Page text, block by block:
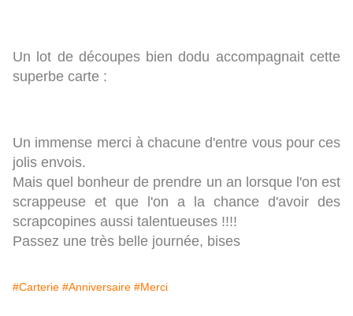
Un lot de découpes bien dodu accompagnait cette
superbe carte :
Un immense merci à chacune d'entre vous pour ces
jolis envois.
Mais quel bonheur de prendre un an lorsque l'on est
scrappeuse et que l'on a la chance d'avoir des
scrapcopines aussi talentueuses !!!!
Passez une très belle journée, bises
#Carterie #Anniversaire #Merci